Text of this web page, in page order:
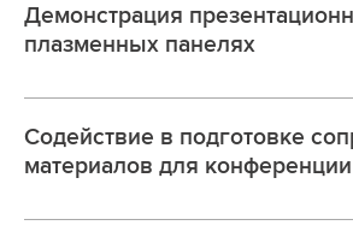
Демонстрация
плазменных панелях
Содействие в подготовке
материалов для конференции